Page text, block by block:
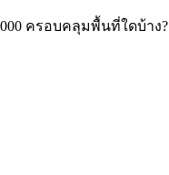
ครอบคลุมพื้นที่ใดบ้าง?